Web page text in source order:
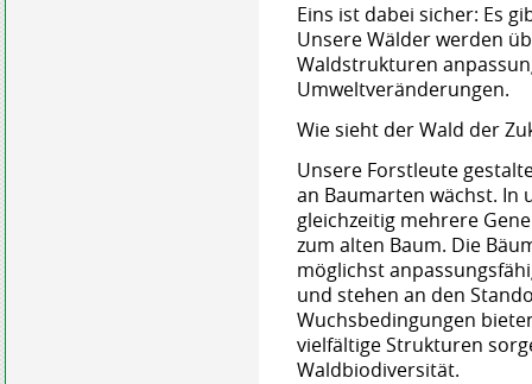
Eins ist dabei sicher: Es
Unsere Wälder werden
Waldstrukturen
Umweltveränderungen.
Wie sieht der Wald der
Unsere Forstleute
an Baumarten wächst. In
gleichzeitig mehrere
zum alten Baum. Die
möglichst
und stehen an den
Wuchsbedingungen
vielfältige Strukturen
Waldbiodiversität.